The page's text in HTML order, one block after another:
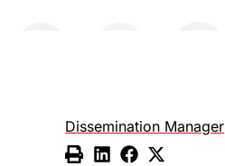
Dissemination Manager